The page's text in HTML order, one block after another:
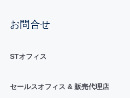
お問合せ
STオフィス
セールスオフィス & 販売代理店